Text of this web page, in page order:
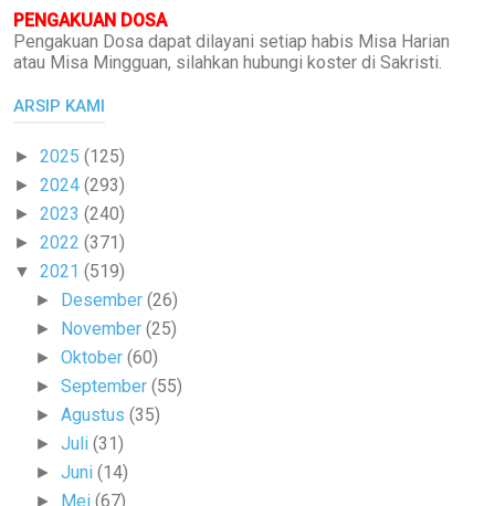
PENGAKUAN DOSA
Pengakuan Dosa dapat dilayani setiap habis Misa Harian
atau Misa Mingguan, silahkan hubungi koster di Sakristi.
ARSIP KAMI
► 2025 (125)
► 2024 (293)
► 2023 (240)
► 2022 (371)
▼ 2021 (519)
► Desember(26)
► November(25)
►Oktober(60)
►September(55)
►Agustus(35)
►Juli(31)
►Juni(14)
► Mei(67)